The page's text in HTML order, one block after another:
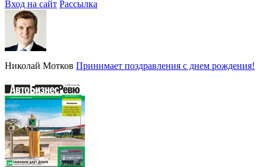
Вход на сайт Рассылка
Николай Мотков Принимает поздравления с днем рождения!